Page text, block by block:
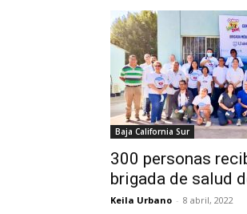
Baja California Sur
300 personas
brigada de salud
Keila Urbano - 8 abril, 2022